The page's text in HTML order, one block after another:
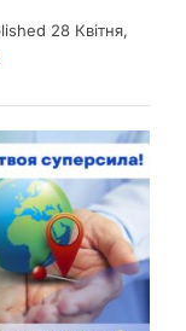
28 Квітня,